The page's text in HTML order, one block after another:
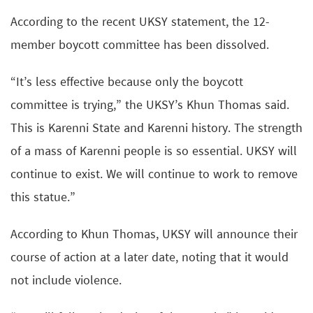
According to the recent UKSY statement, the 12-
member boycott committee has been dissolved.
“It’s less effective because only the boycott
committee is trying,” the UKSY’s Khun Thomas said.
This is Karenni State and Karenni history. The strength
of a mass of Karenni people is so essential. UKSY will
continue to exist. We will continue to work to remove
this statue.”
According to Khun Thomas, UKSY will announce their
course of action at a later date, noting that it would
not include violence.